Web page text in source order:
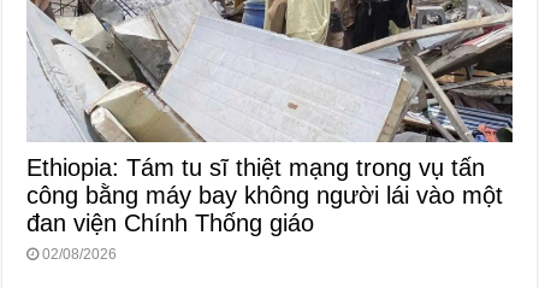
Ethiopia: Tám tu sĩ thiệt mạng trong vụ tấn
công bằng máy bay không người lái vào một
đan viện Chính Thống giáo
02/08/2026